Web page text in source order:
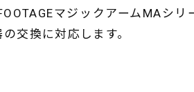
マジックアームMAシリ
交換に対応します。